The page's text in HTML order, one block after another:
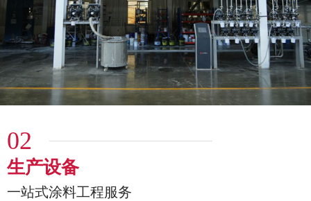
02
生产设备
一站式涂料工程服务